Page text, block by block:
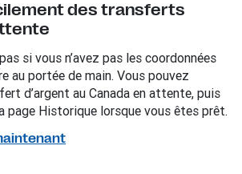
des transferts
si vous n’avez pas les coordonnées
au portée de main. Vous pouvez
d’argent au Canada en attente, puis
page Historique lorsque vous êtes prêt.